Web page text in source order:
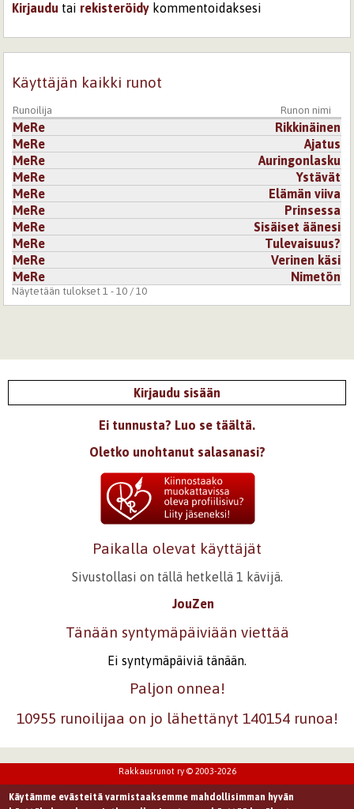
Kirjaudu tai rekisteröidy kommentoidaksesi
Käyttäjän kaikki runot
Runoilija Runon nimi
MeRe
Rikkinäinen
MeRe
Ajatus
MeRe
Auringonlasku
MeRe
Ystävät
MeRe
Elämän viiva
MeRe
Prinsessa
MeRe
Sisäiset äänesi
MeRe
Tulevaisuus?
MeRe
Verinen käsi
MeRe
Nimetön
Näytetään tulokset 1 - 10 / 10
Kirjaudu sisään
Ei tunnusta? Luo se täältä.
Oletko unohtanut salasanasi?
Paikalla olevat käyttäjät
Sivustollasi on tällä hetkellä 1 kävijä.
JouZen
Tänään syntymäpäiviään viettää
Ei syntymäpäiviä tänään.
Paljon onnea!
10955 runoilijaa on jo lähettänyt 140154 runoa!
Rakkausrunot ry © 2003-2026
Käytämme evästeitä varmistaaksemme mahdollisimman hyvän